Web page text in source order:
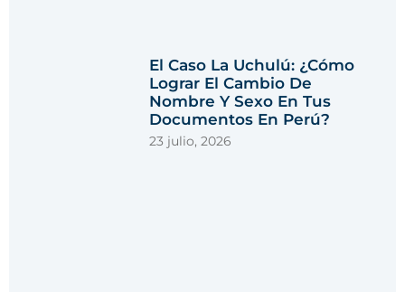
El Caso La Uchulú: ¿Cómo
Lograr El Cambio De
Nombre Y Sexo En Tus
Documentos En Perú?
23 julio, 2026